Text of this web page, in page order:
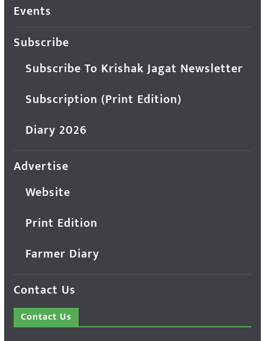
Events
Subscribe
Subscribe To Krishak Jagat Newsletter
Subscription (Print Edition)
Diary 2026
Advertise
Website
Print Edition
Farmer Diary
Contact Us
Contact Us